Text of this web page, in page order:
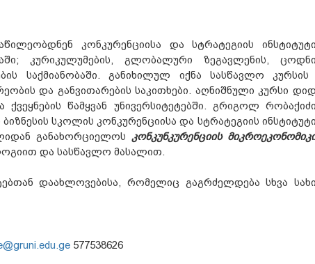
კონკურენციისა და სტრატეგიის
კურიკულუმების, გლობალური ზეგავლენის,
საქმიანობაში. განიხილულ იქნა სასწავლო
და განვითარების საკითხები. აღნიშნული კურსი
წამყვან უნივერსიტეტებში. გრიგოლ
სკოლის კონკურენციისა და სტრატეგიის
განახორციელოს კონკუნკურენციის
და სასწავლო მასალით.
დაახლოვებისა, რომელიც გაგრძელდება სხვა
577538626